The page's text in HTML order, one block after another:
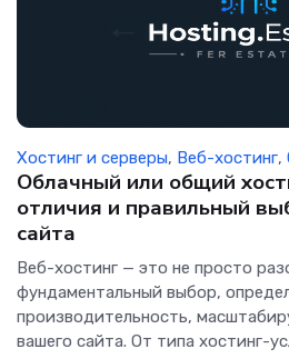
Хостинг и серверы, Веб-хостинг,
Облачный или общий
отличия и правильный
сайта
Веб-хостинг — это не просто
фундаментальный выбор,
производительность,
вашего сайта. От типа хостинг-